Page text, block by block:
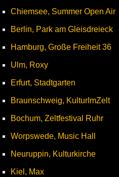
Chiemsee, Summer Open Air
Berlin, Park am Gleisdreieck
Hamburg, Große Freiheit 36
Ulm, Roxy
Erfurt, Stadtgarten
Braunschweig, KulturImZelt
Bochum, Zeltfestival Ruhr
Worpswede, Music Hall
Neuruppin, Kulturkirche
Kiel, Max